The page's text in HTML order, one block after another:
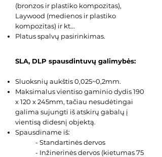
(bronzos ir plastiko kompozitas),
Laywood (medienos ir plastiko
kompozitas) ir kt...
Platus spalvų pasirinkimas.
SLA, DLP spausdintuvų galimybės:
Sluoksnių aukštis 0,025~0,2mm.
Maksimalus vientiso gaminio dydis 190
x 120 x 245mm, tačiau nesudėtingai
galima sujungti iš atskirų gabalų į
vientisą didesnį objektą.
Spausdiname iš:
- Standartinės dervos
- Inžinerinės dervos (kietumas 75